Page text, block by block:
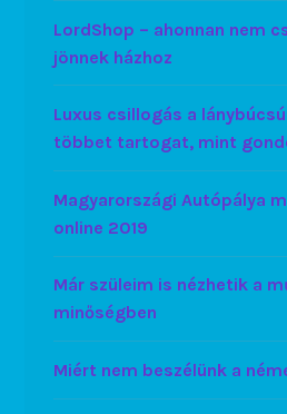
LordShop – ahonnan nem
jönnek házhoz
Luxus csillogás a
többet tartogat, mint
Magyarországi Autópálya
online 2019
Már szüleim is nézhetik a
minőségben
Miért nem beszélünk a